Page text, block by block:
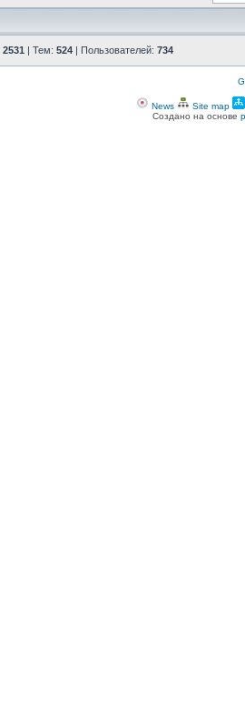
2531 | Тем: 524 | Пользователей: 734
News Site map
Создано на основе